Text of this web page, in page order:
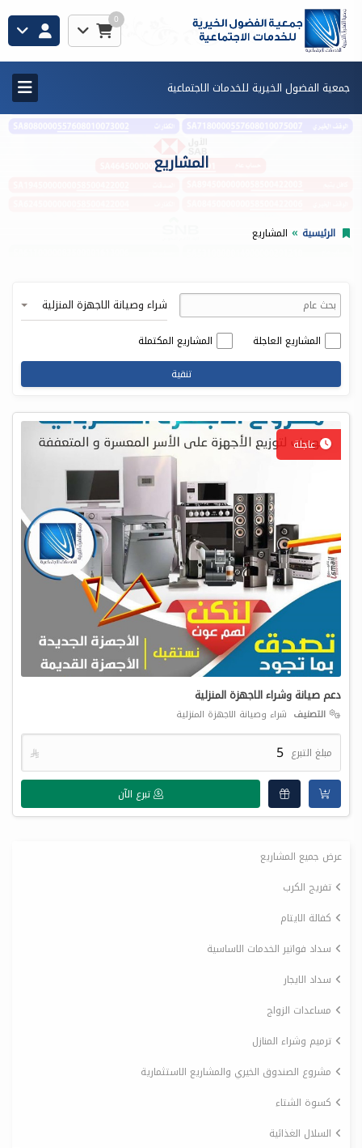
0
جمعية الفضول الخيرية للخدمات الاجتماعية
المشاريع
الرئيسية المشاريع
شراء وصيانة الاجهزة المنزلية
المشاريع العاجلة
المشاريع المكتملة
تنقية
عاجلة
دعم صيانة وشراء الاجهزة المنزلية
التصنيف شراء وصيانة الاجهزة المنزلية
مبلغ التبرع 
تبرع الآن
عرض جميع المشاريع
تفريج الكرب
كفالة الايتام
سداد فواتير الخدمات الاساسية
سداد الايجار
مساعدات الزواج
ترميم وشراء المنازل
مشروع الصندوق الخيري والمشاريع الاستثمارية
كسوة الشتاء
السلال الغذائية